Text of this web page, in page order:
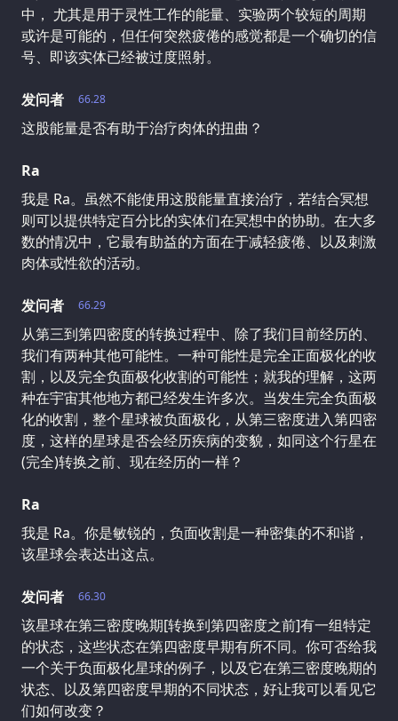
中， 尤其是用于灵性工作的能量、实验两个较短的周期
或许是可能的，但任何突然疲倦的感觉都是一个确切的信
号、即该实体已经被过度照射。
66.28
发问者
这股能量是否有助于治疗肉体的扭曲？
Ra
我是 Ra。虽然不能使用这股能量直接治疗，若结合冥想
则可以提供特定百分比的实体们在冥想中的协助。在大多
数的情况中，它最有助益的方面在于减轻疲倦、以及刺激
肉体或性欲的活动。
66.29
发问者
从第三到第四密度的转换过程中、除了我们目前经历的、
我们有两种其他可能性。一种可能性是完全正面极化的收
割，以及完全负面极化收割的可能性；就我的理解，这两
种在宇宙其他地方都已经发生许多次。当发生完全负面极
化的收割，整个星球被负面极化，从第三密度进入第四密
度，这样的星球是否会经历疾病的变貌，如同这个行星在
(完全)转换之前、现在经历的一样？
Ra
我是 Ra。你是敏锐的，负面收割是一种密集的不和谐，
该星球会表达出这点。
66.30
发问者
该星球在第三密度晚期[转换到第四密度之前]有一组特定
的状态，这些状态在第四密度早期有所不同。你可否给我
一个关于负面极化星球的例子，以及它在第三密度晚期的
状态、以及第四密度早期的不同状态，好让我可以看见它
们如何改变？